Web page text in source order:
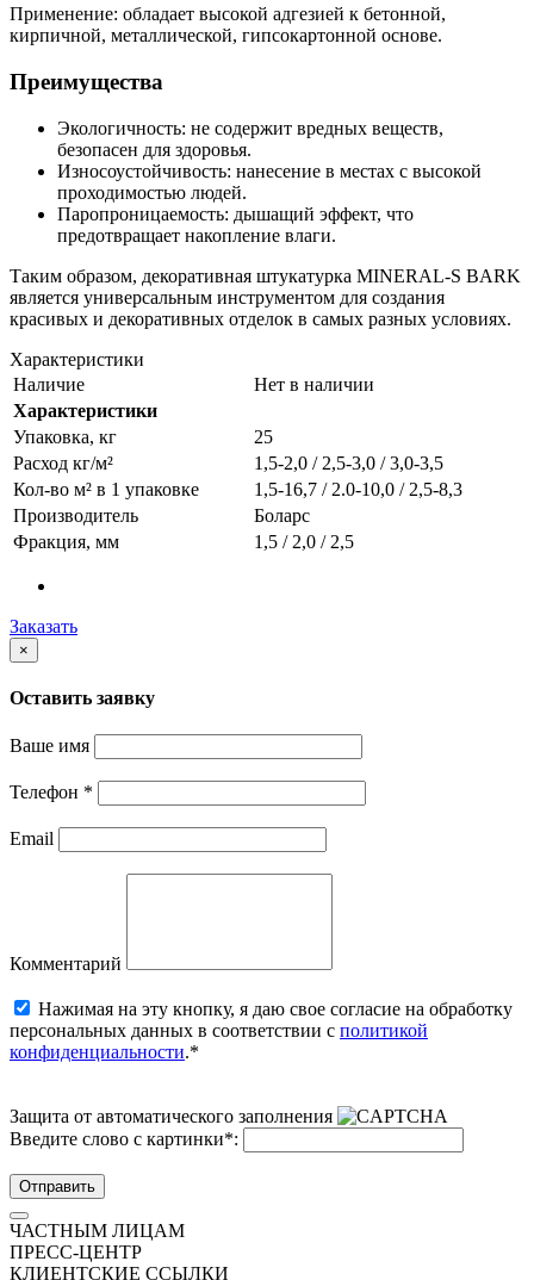
Применение: обладает высокой адгезией к бетонной,
кирпичной, металлической, гипсокартонной основе.
Преимущества
Экологичность: не содержит вредных веществ,
безопасен для здоровья.
Износоустойчивость: нанесение в местах с высокой
проходимостью людей.
Паропроницаемость: дышащий эффект, что
предотвращает накопление влаги.
Таким образом, декоративная штукатурка MINERAL-S BARK
является универсальным инструментом для создания
красивых и декоративных отделок в самых разных условиях.
Характеристики
Наличие
Нет в наличии
Характеристики
Упаковка, кг
25
Расход кг/м²
1,5-2,0 / 2,5-3,0 / 3,0-3,5
Кол-во м² в 1 упаковке
1,5-16,7 / 2.0-10,0 / 2,5-8,3
Производитель
Боларс
Фракция, мм
1,5 / 2,0 / 2,5
Заказать
×
Оставить заявку
Ваше имя
Телефон *
Email
Комментарий
Нажимая на эту кнопку, я даю свое согласие на обработку
персональных данных в соответствии с политикой
конфиденциальности.*
Защита от автоматического заполнения
Введите слово с картинки*:
Отправить
ЧАСТНЫМ ЛИЦАМ
ПРЕСС-ЦЕНТР
КЛИЕНТСКИЕ ССЫЛКИ